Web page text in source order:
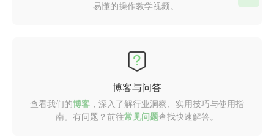
易懂的操作教学视频。
博客与问答
查看我们的博客 ，深入了解行业洞察、实用技巧与使用指
南。有问题？前往常见问题查找快速解答。